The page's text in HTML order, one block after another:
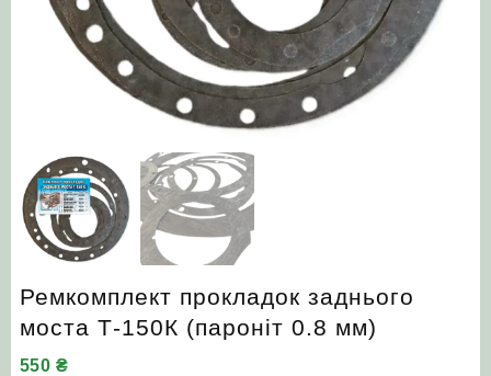
Ремкомплект прокладок заднього
моста Т-150К (пароніт 0.8 мм)
550₴